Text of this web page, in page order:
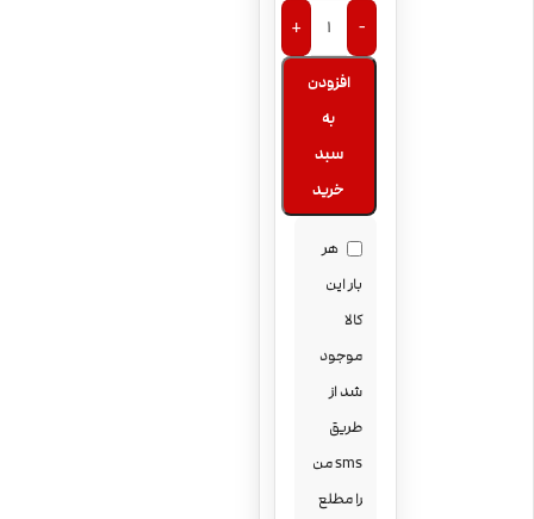
-
+
افزودن
به
سبد
خرید
هر
بار این
کالا
موجود
شد از
طریق
sms من
را مطلع